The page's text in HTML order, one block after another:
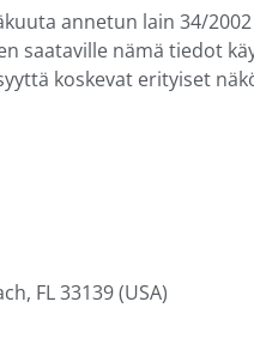
annetun lain 34/2002
saataville nämä tiedot
koskevat erityiset
FL 33139 (USA)